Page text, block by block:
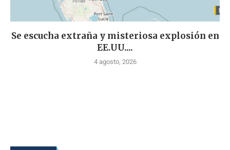
Se escucha extraña y misteriosa explosión en
EE.UU....
4 agosto, 2026